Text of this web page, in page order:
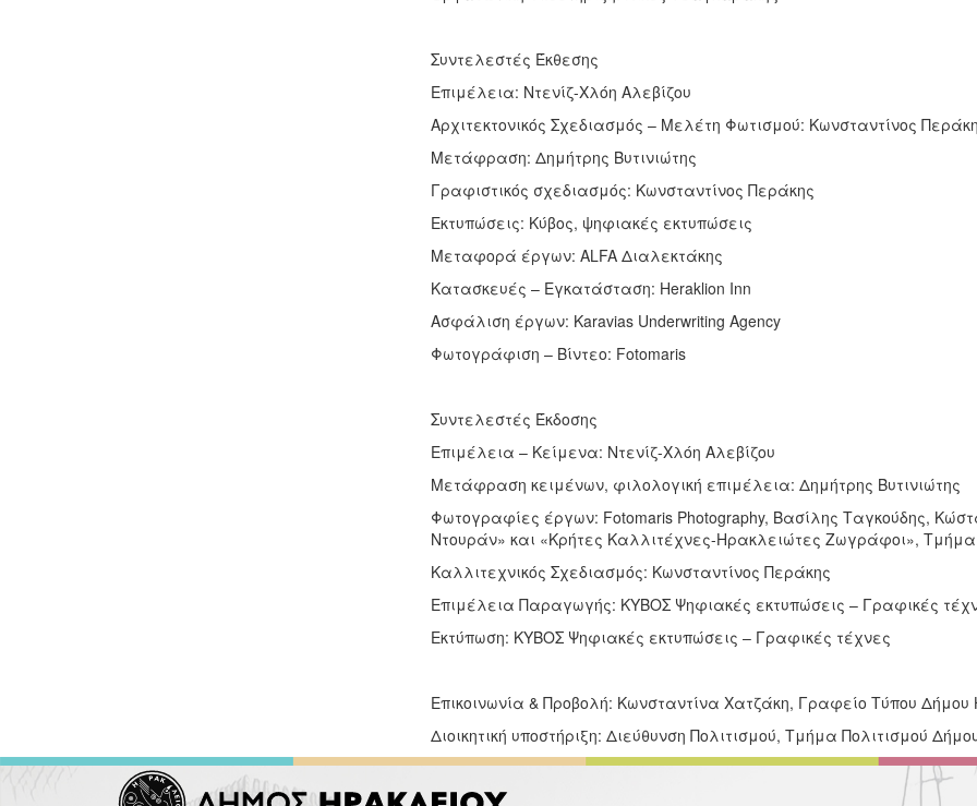
Συντελεστές Έκθεσης
Επιμέλεια: Ντενίζ-Χλόη Αλεβίζου
Αρχιτεκτονικός Σχεδιασμός – Μελέτη Φωτισμού: Κωνσταντίνος
Μετάφραση: Δημήτρης Βυτινιώτης
Γραφιστικός σχεδιασμός: Κωνσταντίνος Περάκης
Εκτυπώσεις: Κύβος, ψηφιακές εκτυπώσεις
Μεταφορά έργων: ALFA Διαλεκτάκης
Κατασκευές – Εγκατάσταση: Heraklion Inn
Ασφάλιση έργων: Karavias Underwriting Agency
Φωτογράφιση – Βίντεο: Fotomaris
Συντελεστές Έκδοσης
Επιμέλεια – Κείμενα: Ντενίζ-Χλόη Αλεβίζου
Μετάφραση κειμένων, φιλολογική επιμέλεια: Δημήτρης Βυτινιώτης
Φωτογραφίες έργων: Fotomaris Photography, Βασίλης Ταγκούδης,
Ντουράν» και «Κρήτες Καλλιτέχνες-Ηρακλειώτες Ζωγράφοι», Τμήμα
Καλλιτεχνικός Σχεδιασμός: Κωνσταντίνος Περάκης
Επιμέλεια Παραγωγής: ΚΥΒΟΣ Ψηφιακές εκτυπώσεις – Γραφικές
Εκτύπωση: ΚΥΒΟΣ Ψηφιακές εκτυπώσεις – Γραφικές τέχνες
Επικοινωνία & Προβολή: Κωνσταντίνα Χατζάκη, Γραφείο Τύπου Δήμου
Διοικητική υποστήριξη: Διεύθυνση Πολιτισμού, Τμήμα Πολιτισμού